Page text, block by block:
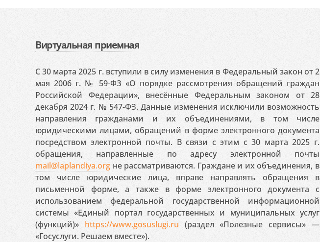
Виртуальная приемная
С 30 марта 2025 г. вступили в силу изменения в Федеральный закон от 2
мая 2006 г. № 59-ФЗ «О порядке рассмотрения обращений граждан
Российской Федерации», внесённые Федеральным законом от 28
декабря 2024 г. № 547-ФЗ. Данные изменения исключили возможность
направления гражданами и их объединениями, в том числе
юридическими лицами, обращений в форме электронного документа
посредством электронной почты. В связи с этим с 30 марта 2025 г.
обращения, направленные по адресу электронной почты
mail@laplandiya.org не рассматриваются. Граждане и их объединения, в
том числе юридические лица, вправе направлять обращения в
письменной форме, а также в форме электронного документа с
использованием федеральной государственной информационной
системы «Единый портал государственных и муниципальных услуг
(функций)» https://www.gosuslugi.ru (раздел «Полезные сервисы» —
«Госуслуги. Решаем вместе»).